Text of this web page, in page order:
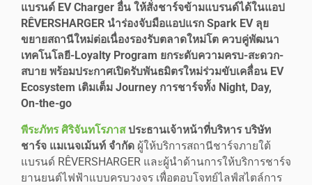
แบรนด์ EV Charger อื่น ให้สั่งชาร์จข้ามแบรนด์ได้ในแอป
RÊVERSHARGER นำร่องจับมือแอปแรก Spark EV ลุย
ขยายสถานีใหม่ต่อเนื่องรองรับตลาดใหม่โต ควบคู่พัฒนา
เทคโนโลยี-Loyalty Program ยกระดับความครบ-สะดวก-
สบาย พร้อมประกาศเปิดรับพันธมิตรใหม่ร่วมขับเคลื่อน EV
Ecosystem เติมเต็ม Journey การชาร์จทั้ง Night, Day,
On-the-go
พีระภัทร ศิริจันทโรภาส ประธานเจ้าหน้าที่บริหาร บริษัท
ชาร์จ แมเนจเม้นท์ จำกัด ผู้ให้บริการสถานีชาร์จภายใต้
แบรนด์ RÊVERSHARGER และผู้นำด้านการให้บริการชาร์จ
ยานยนต์ไฟฟ้าแบบครบวงจร เพื่อตอบโจทย์ไลฟ์สไตล์การ